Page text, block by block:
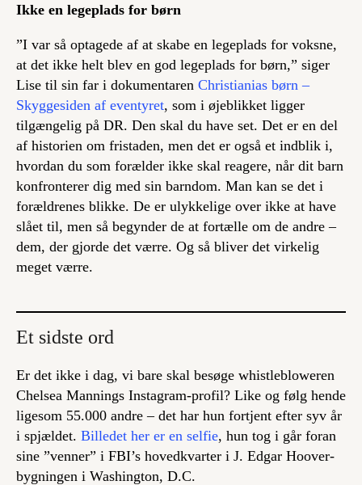
Ikke en legeplads for børn
”I var så optagede af at skabe en legeplads for voksne,
at det ikke helt blev en god legeplads for børn,” siger
Lise til sin far i dokumentaren Christianias børn –
Skyggesiden af eventyret, som i øjeblikket ligger
tilgængelig på DR. Den skal du have set. Det er en del
af historien om fristaden, men det er også et indblik i,
hvordan du som forælder ikke skal reagere, når dit barn
konfronterer dig med sin barndom. Man kan se det i
forældrenes blikke. De er ulykkelige over ikke at have
slået til, men så begynder de at fortælle om de andre –
dem, der gjorde det værre. Og så bliver det virkelig
meget værre.
Et sidste ord
Er det ikke i dag, vi bare skal besøge whistlebloweren
Chelsea Mannings Instagram-profil? Like og følg hende
ligesom 55.000 andre – det har hun fortjent efter syv år
i spjældet. Billedet her er en selfie, hun tog i går foran
sine ”venner” i FBI’s hovedkvarter i J. Edgar Hoover-
bygningen i Washington, D.C.